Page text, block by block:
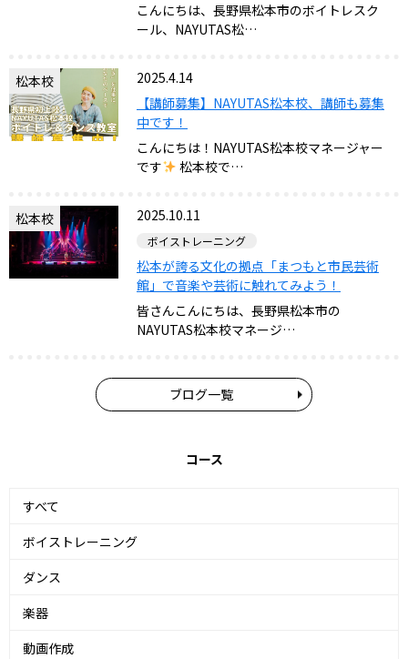
こんにちは、長野県松本市のボイトレスク
ール、NAYUTAS松…
松本校
2025.4.14
【講師募集】NAYUTAS松本校、講師も募集
中です！
こんにちは！NAYUTAS松本校マネージャー
です
松本校で…
松本校 2025.10.11
ボイストレーニング
松本が誇る文化の拠点「まつもと市民芸術
館」で音楽や芸術に触れてみよう！
皆さんこんにちは、長野県松本市の
NAYUTAS松本校マネージ…
ブログ一覧
コース
すべて
ボイストレーニング
ダンス
楽器
動画作成